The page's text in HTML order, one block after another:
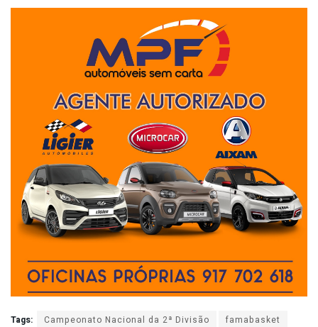
Tags: Campeonato Nacional da 2ª Divisão
famabasket